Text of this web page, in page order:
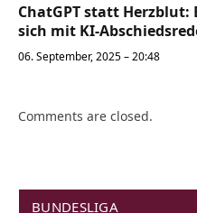
ChatGPT statt
sich mit KI-
06. September, 2025 – 20:48
Comments are closed.
BUNDESLIGA